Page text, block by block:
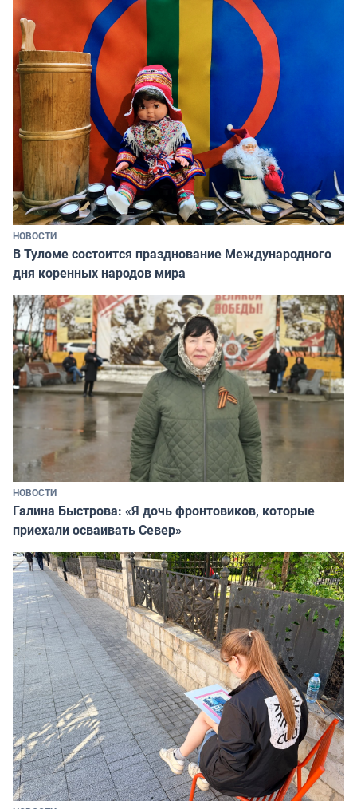
НОВОСТИ
В Туломе состоится празднование Международного
дня коренных народов мира
НОВОСТИ
Галина Быстрова: «Я дочь фронтовиков, которые
приехали осваивать Север»